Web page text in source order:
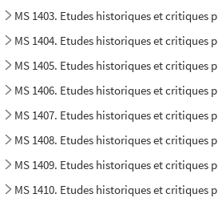
MS 1403. Etudes historiques et
MS 1404. Etudes historiques et
MS 1405. Etudes historiques et critiques
MS 1406. Etudes historiques et
MS 1407. Etudes historiques et
MS 1408. Etudes historiques et critiques
MS 1409. Etudes historiques et
MS 1410. Etudes historiques et critiques